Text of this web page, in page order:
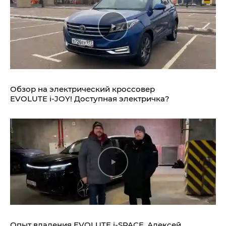
Обзор на электрический кроссовер
EVOLUTE i‑JOY! Доступная электричка?